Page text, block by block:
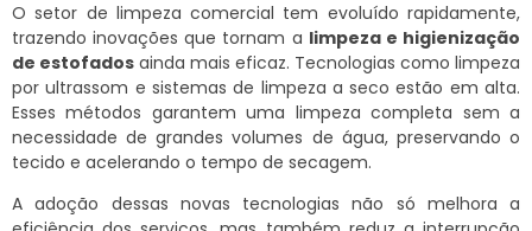
O setor de limpeza comercial tem evoluído rapidamente,
trazendo inovações que tornam a limpeza e higienização
de estofados ainda mais eficaz. Tecnologias como limpeza
por ultrassom e sistemas de limpeza a seco estão em alta.
Esses métodos garantem uma limpeza completa sem a
necessidade de grandes volumes de água, preservando o
tecido e acelerando o tempo de secagem.
A adoção dessas novas tecnologias não só melhora a